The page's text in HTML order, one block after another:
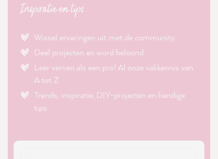
Inspiratie en tips
Wissel ervaringen uit met de community.
Deel projecten en word beloond.
Leer verven als een pro! Al onze vakkennis van
A tot Z.
Trends, inspiratie, DIY-projecten en handige
tips.